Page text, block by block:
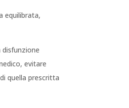
equilibrata,
evitare
quella prescritta